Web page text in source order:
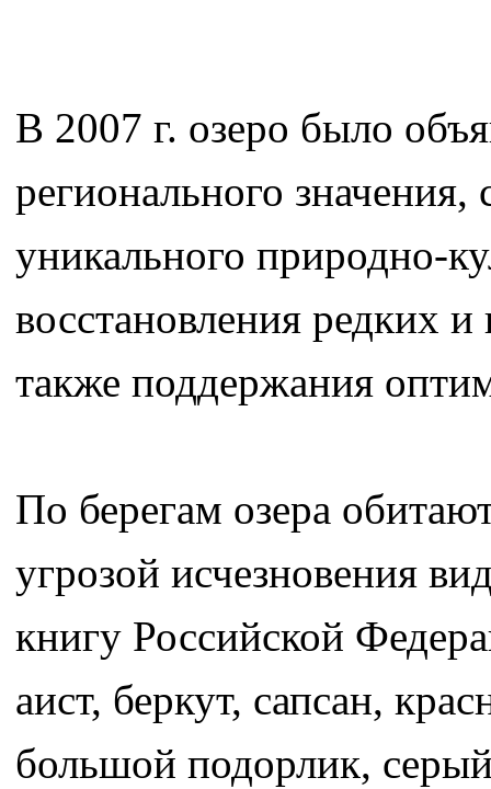
В 2007 г. озеро было
регионального
уникального природно-
восстановления редких
также поддержания
По берегам озера
угрозой исчезновения
книгу Российской
аист, беркут, сапсан,
большой подорлик,